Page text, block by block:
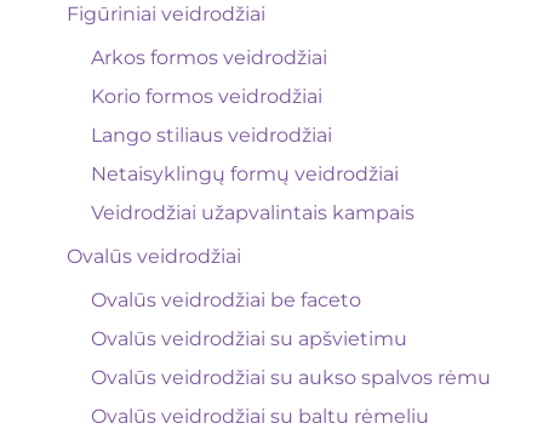
Figūriniai veidrodžiai
Arkos formos veidrodžiai
Korio formos veidrodžiai
Lango stiliaus veidrodžiai
Netaisyklingų formų veidrodžiai
Veidrodžiai užapvalintais kampais
Ovalūs veidrodžiai
Ovalūs veidrodžiai be faceto
Ovalūs veidrodžiai su apšvietimu
Ovalūs veidrodžiai su aukso spalvos rėmu
Ovalūs veidrodžiai su baltu rėmeliu